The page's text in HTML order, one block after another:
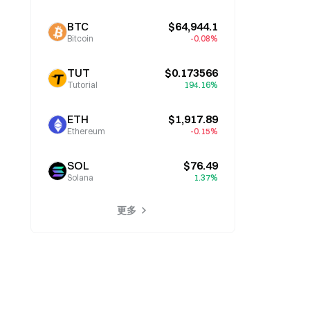
BTC
Bitcoin
$64,944.1
-0.08%
TUT
Tutorial
$0.173566
194.16%
ETH
Ethereum
$1,917.89
-0.15%
SOL
Solana
$76.49
1.37%
更多